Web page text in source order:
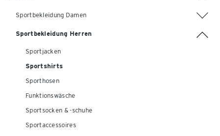
Sportbekleidung Damen
Sportbekleidung Herren
Sportjacken
Sportshirts
Sporthosen
Funktionswäsche
Sportsocken & -schuhe
Sportaccessoires